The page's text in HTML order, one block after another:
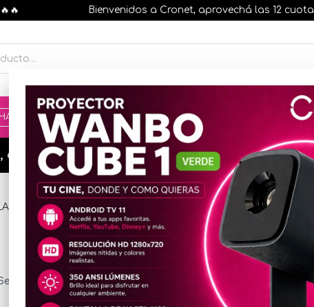
Bienvenidos a Cronet, aprovechá las 12 cuotas,
AGOTAR STOCK MOVILIDAD ELÉCTRICA 25% OFF
en todos nuestros artículos, comprando antes